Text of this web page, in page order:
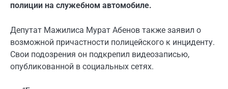
полиции на служебном автомобиле.
Депутат Мажилиса Мурат Абенов также заявил о
возможной причастности полицейского к инциденту.
Свои подозрения он подкрепил видеозаписью,
опубликованной в социальных сетях.